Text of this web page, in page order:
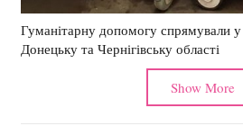
Гуманітарну допомогу спрямували
Донецьку та Чернігівську області
Show More